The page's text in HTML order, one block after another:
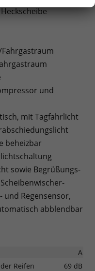
und
mit Tagfahrlicht
beheizbar
sowie Begrüßungs-
Regensensor,
abblendbar
A
Reifen
69 dB